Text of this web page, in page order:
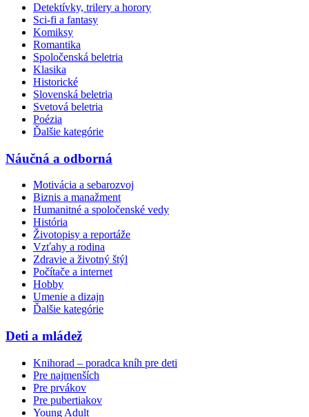
Detektívky, trilery a horory
Sci-fi a fantasy
Komiksy
Romantika
Spoločenská beletria
Klasika
Historické
Slovenská beletria
Svetová beletria
Poézia
Ďalšie kategórie
Náučná a odborná
Motivácia a sebarozvoj
Biznis a manažment
Humanitné a spoločenské vedy
História
Životopisy a reportáže
Vzťahy a rodina
Zdravie a životný štýl
Počítače a internet
Hobby
Umenie a dizajn
Ďalšie kategórie
Deti a mládež
Knihorad – poradca kníh pre deti
Pre najmenších
Pre prvákov
Pre pubertiakov
Young Adult